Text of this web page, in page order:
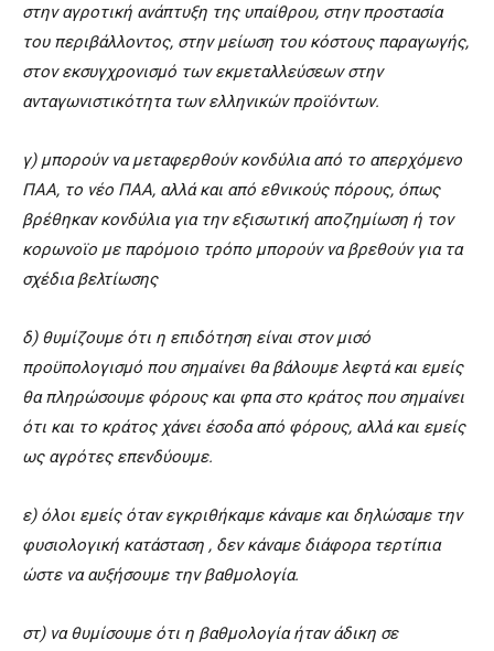
στην αγροτική ανάπτυξη της υπαίθρου, στην προστασία
του περιβάλλοντος, στην μείωση του κόστους παραγωγής,
στον εκσυγχρονισμό των εκμεταλλεύσεων στην
ανταγωνιστικότητα των ελληνικών προϊόντων.
γ) μπορούν να μεταφερθούν κονδύλια από το απερχόμενο
ΠΑΑ, το νέο ΠΑΑ, αλλά και από εθνικούς πόρους, όπως
βρέθηκαν κονδύλια για την εξισωτική αποζημίωση ή τον
κορωνοϊο με παρόμοιο τρόπο μπορούν να βρεθούν για τα
σχέδια βελτίωσης
δ) θυμίζουμε ότι η επιδότηση είναι στον μισό
προϋπολογισμό που σημαίνει θα βάλουμε λεφτά και εμείς
θα πληρώσουμε φόρους και φπα στο κράτος που σημαίνει
ότι και το κράτος χάνει έσοδα από φόρους, αλλά και εμείς
ως αγρότες επενδύουμε.
ε) όλοι εμείς όταν εγκριθήκαμε κάναμε και δηλώσαμε την
φυσιολογική κατάσταση , δεν κάναμε διάφορα τερτίπια
ώστε να αυξήσουμε την βαθμολογία.
στ) να θυμίσουμε ότι η βαθμολογία ήταν άδικη σε